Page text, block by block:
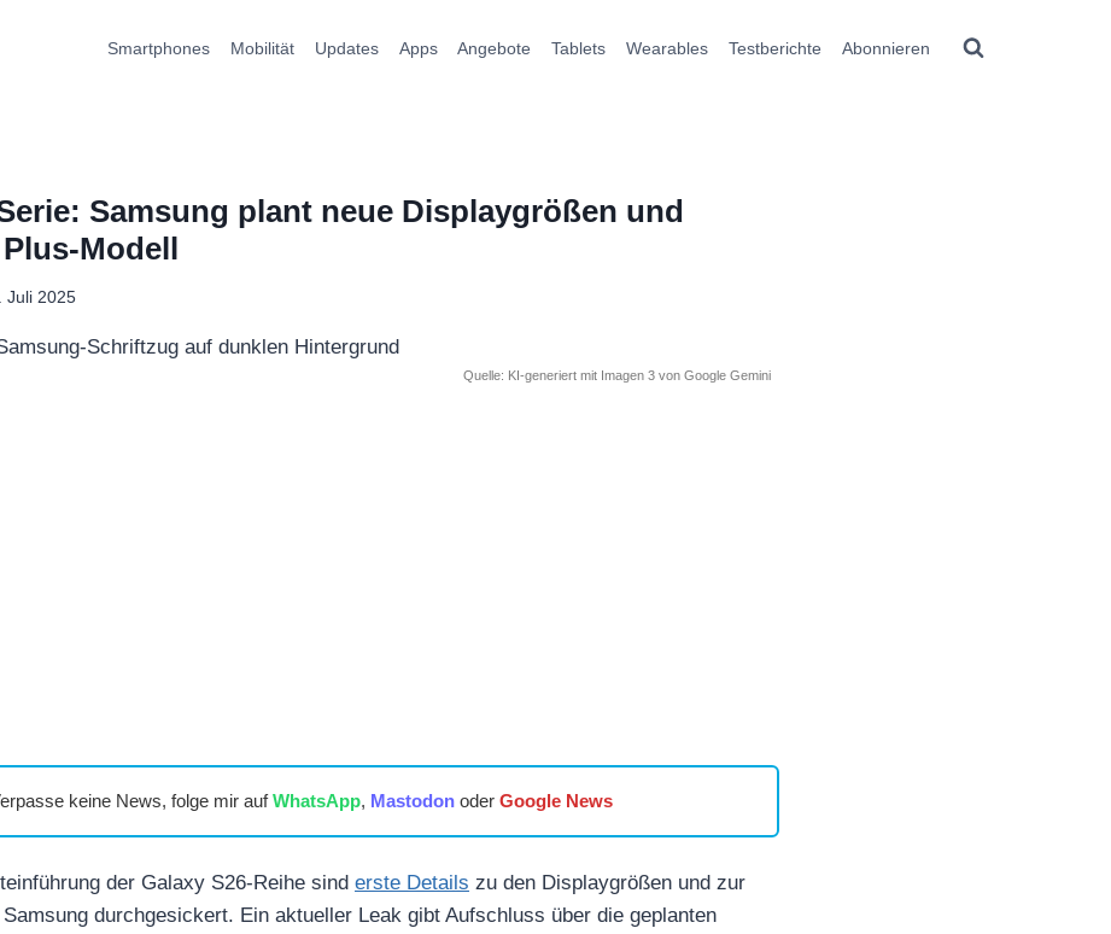
Smartphones Mobilität Updates Apps Angebote Tablets Wearables Testberichte Abonnieren
Samsung plant neue Displaygrößen und
Modell
Juli 2025
Quelle: KI-generiert mit Imagen 3 von Google Gemini
keine News, folge mir aufWhatsApp, Mastodonoder Google News
der Galaxy S26-Reihe sind erste Details zu den Displaygrößen und zur
durchgesickert. Ein aktueller Leak gibt Aufschluss über die geplanten